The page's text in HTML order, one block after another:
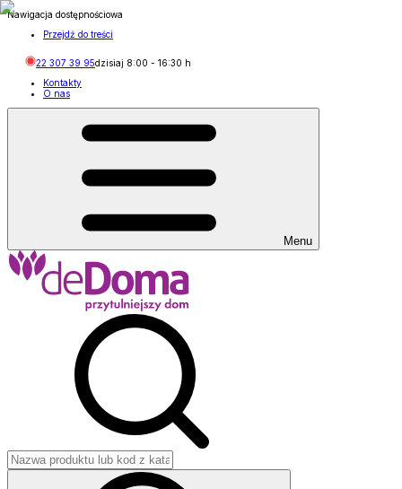
Nawigacja dostępnościowa
Przejdź do treści
22 307 39 95dzisiaj 8:00 - 16:30 h
Kontakty
O nas
Menu